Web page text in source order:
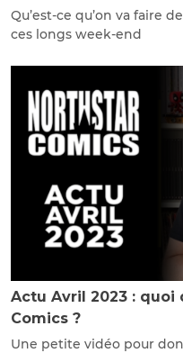
Qu’est-ce qu’on va faire
ces longs week-end
Actu Avril 2023 :
Comics ?
Une petite vidéo pour